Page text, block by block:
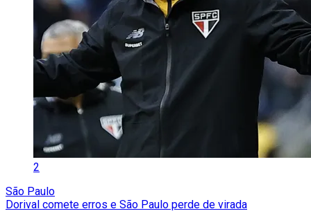
2
São Paulo
Dorival comete erros e São Paulo perde de virada